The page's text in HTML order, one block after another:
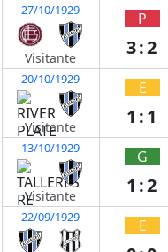
27/10/1929
Visitante
P
3:2
20/10/1929
Visitante
E
1:1
13/10/1929
Visitante
G
1:2
22/09/1929 E